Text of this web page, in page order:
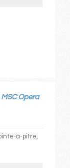
MSC Opera
à-pitre,